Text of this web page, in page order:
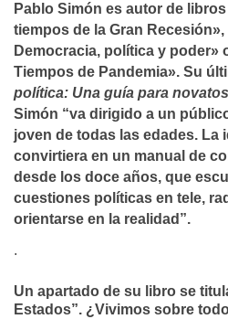
Pablo Simón es autor de
tiempos de la Gran
Democracia, política y poder»
Tiempos de Pandemia». Su
política: Una guía para
Simón “va dirigido a un
joven de todas las edades. La
convirtiera en un manual de
desde los doce años, que
cuestiones políticas en tele,
orientarse en la realidad”.
.
Un apartado de su libro se
Estados”. ¿Vivimos sobre